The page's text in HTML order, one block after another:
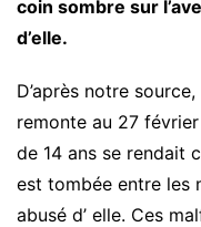
coin sombre sur
d’elle.
D’après notre
remonte au 27
de 14 ans se rendait
est tombée entre les
abusé d’ elle. Ces